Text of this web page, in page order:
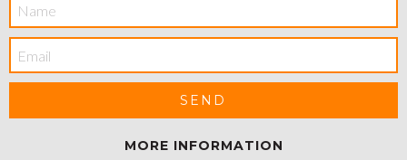
MORE INFORMATION